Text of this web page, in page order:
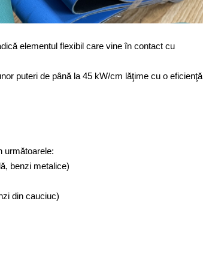
elementul flexibil care vine în contact cu
puteri de până la 45 kW/cm lăţime cu o eficienţă
următoarele:
benzi metalice)
din cauciuc)